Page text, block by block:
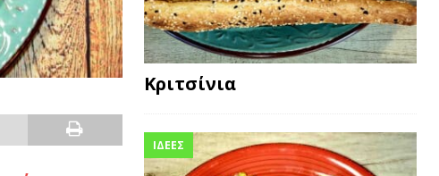
Κριτσίνια
ΙΔΕΕΣ